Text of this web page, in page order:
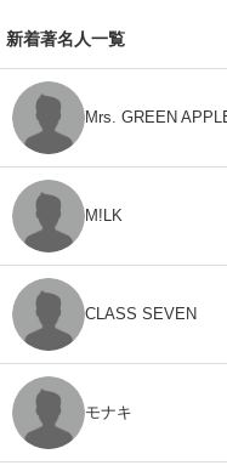
新着著名人一覧
Mrs. GREEN
M!LK
CLASS SEVEN
モナキ